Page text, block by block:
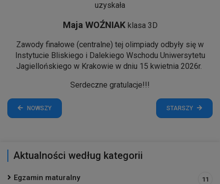
uzyskała
Maja WOŹNIAKklasa 3D
Zawody finałowe (centralne) tej olimpiady odbyły się w
Instytucie Bliskiego i Dalekiego Wschodu Uniwersytetu
Jagiellońskiego w Krakowie w dniu 15 kwietnia 2026r.
Serdeczne gratulacje!!!
NOWSZY STARSZY
Aktualności według kategorii
Egzamin maturalny 11